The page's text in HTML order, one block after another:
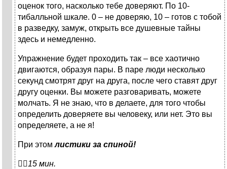
оценок того, насколько тебе доверяют. По 10-
тибалльной шкале. 0 – не доверяю, 10 – готов с тобой
в разведку, замуж, открыть все душевные тайны
здесь и немедленно.
Упражнение будет проходить так – все хаотично
двигаются, образуя пары. В паре люди несколько
секунд смотрят друг на друга, после чего ставят друг
другу оценки. Вы можете разговаривать, можете
молчать. Я не знаю, что в делаете, для того чтобы
определить доверяете вы человеку, или нет. Это вы
определяете, а не я!
При этомлистики за спиной!
15 мин.